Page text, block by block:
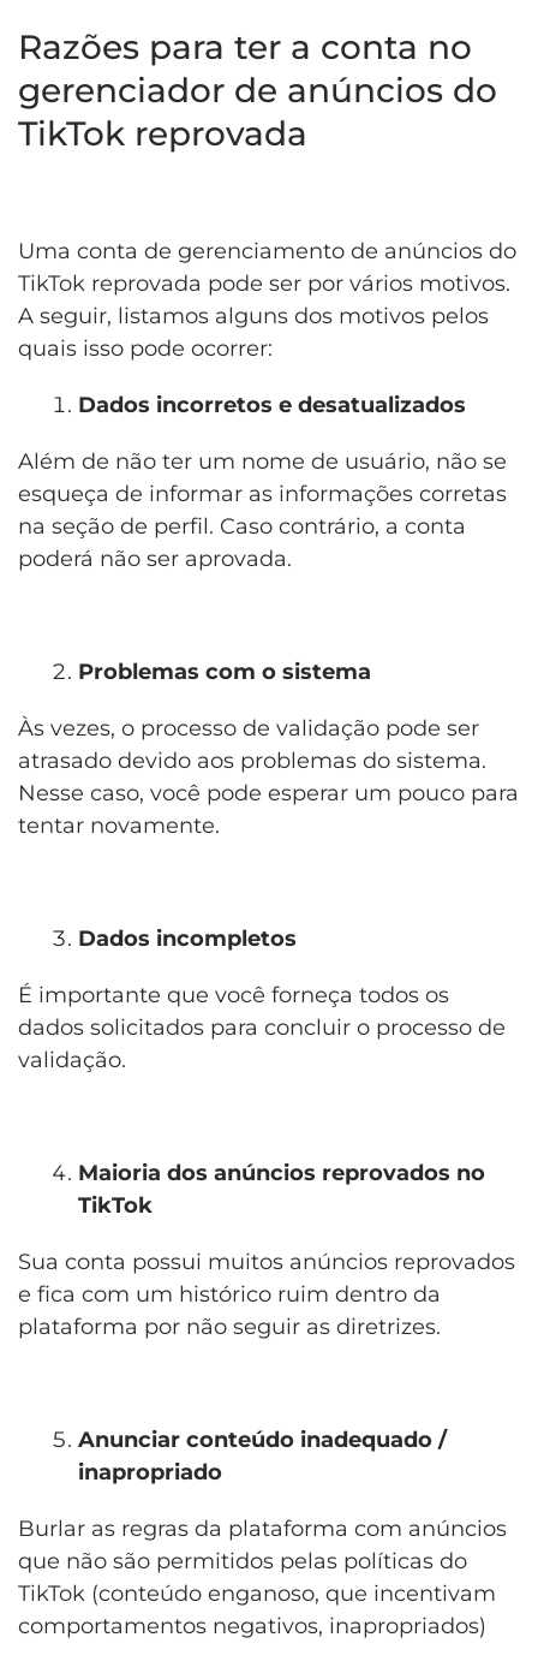
Razões para ter a conta no
gerenciador de anúncios do
TikTok reprovada
Uma conta de gerenciamento de anúncios do
TikTok reprovada pode ser por vários motivos.
A seguir, listamos alguns dos motivos pelos
quais isso pode ocorrer:
Dados incorretos e desatualizados
Além de não ter um nome de usuário, não se
esqueça de informar as informações corretas
na seção de perfil. Caso contrário, a conta
poderá não ser aprovada.
Problemas com o sistema
Às vezes, o processo de validação pode ser
atrasado devido aos problemas do sistema.
Nesse caso, você pode esperar um pouco para
tentar novamente.
Dados incompletos
É importante que você forneça todos os
dados solicitados para concluir o processo de
validação.
Maioria dos anúncios reprovados no
TikTok
Sua conta possui muitos anúncios reprovados
e fica com um histórico ruim dentro da
plataforma por não seguir as diretrizes.
Anunciar conteúdo inadequado /
inapropriado
Burlar as regras da plataforma com anúncios
que não são permitidos pelas políticas do
TikTok (conteúdo enganoso, que incentivam
comportamentos negativos, inapropriados)